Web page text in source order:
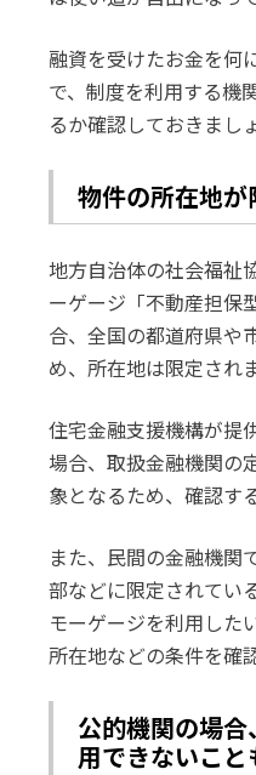
融資を受けたお金を何
で、制度を利用する機
るか確認しておきまし
物件の所在地
地方自治体の社会福祉
ーゲージ「不動産担保
合、全国の都道府県や
め、所在地は限定され
住宅金融支援機構が提
場合、取扱金融機関の
象となるため、確認す
また、民間の金融機関
部などに限定されてい
モーゲージを利用した
所在地などの条件を確
公的機関の場
用できないこと